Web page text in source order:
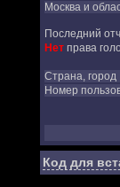
Москва и
Последний
Нетправа
Страна, город
Номер
Код для